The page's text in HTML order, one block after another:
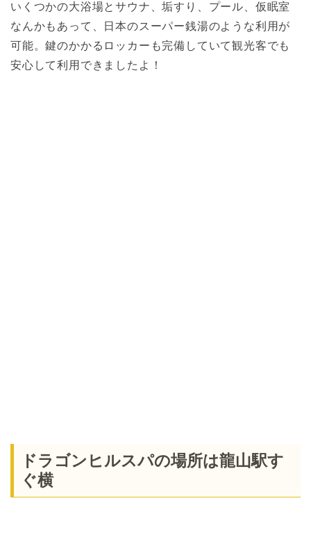
いくつかの大浴場とサウナ、垢すり、プール、仮眠室
なんかもあって、日本のスーパー銭湯のような利用が
可能。鍵のかかるロッカーも完備していて観光客でも
安心して利用できましたよ！
ドラゴンヒルスパの場所は龍山駅す
ぐ横